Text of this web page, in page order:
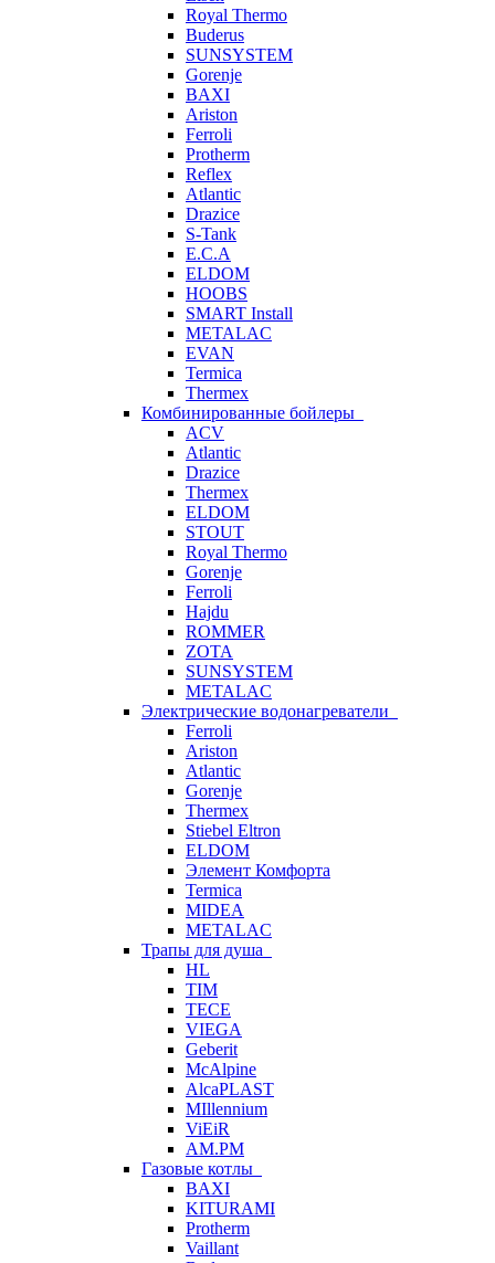
Royal Thermo
Buderus
SUNSYSTEM
Gorenje
BAXI
Ariston
Ferroli
Protherm
Reflex
Atlantic
Drazice
S-Tank
E.C.A
ELDOM
HOOBS
SMART Install
METALAC
EVAN
Termica
Thermex
Комбинированные бойлеры
ACV
Atlantic
Drazice
Thermex
ELDOM
STOUT
Royal Thermo
Gorenje
Ferroli
Hajdu
ROMMER
ZOTA
SUNSYSTEM
METALAC
Электрические водонагреватели
Ferroli
Ariston
Atlantic
Gorenje
Thermex
Stiebel Eltron
ELDOM
Элемент Комфорта
Termica
MIDEA
METALAC
Трапы для душа
HL
TIM
TECE
VIEGA
Geberit
McAlpine
AlcaPLAST
MIllennium
ViEiR
AM.PM
Газовые котлы
BAXI
KITURAMI
Protherm
Vaillant